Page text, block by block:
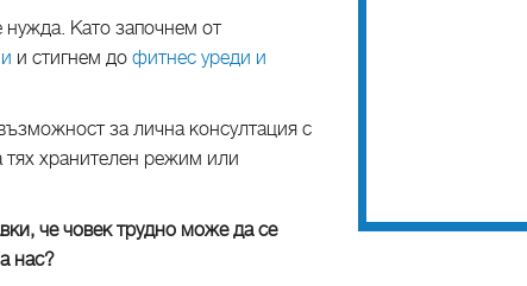
нужда. Като започнем от
и стигнем до фитнес уреди и
за лична консултация с
тях хранителен режим или
че човек трудно може да се
нас?